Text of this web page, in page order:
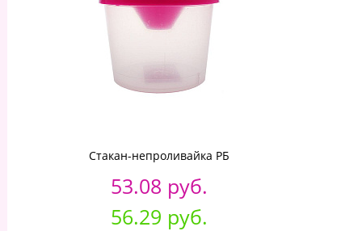
Стакан-непроливайка РБ
53.08 руб.
56.29 руб.